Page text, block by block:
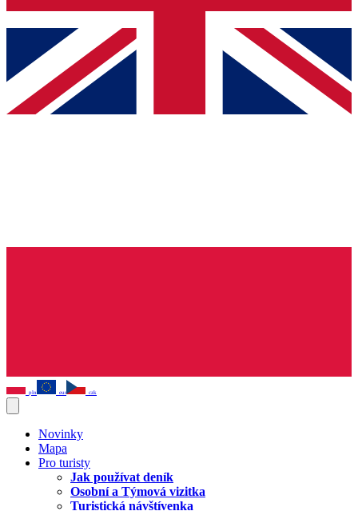
pln eur czk
Novinky
Mapa
Pro turisty
Jak používat deník
Osobní a Týmová vizitka
Turistická návštívenka